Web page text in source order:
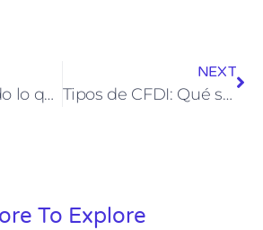
UMA 2025: Todo lo que necesitas saber para estar al día con el SAT
NEXT
Tipos de CFDI: Qué son, Función y Cuándo usarlos.
To Explore